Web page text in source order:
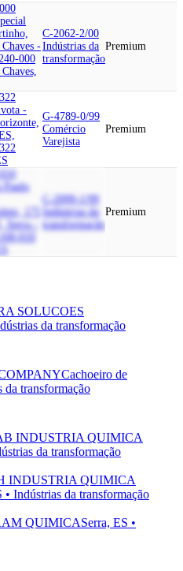
-
000
C-2062-2/00
Indústrias da
transformação
Premium
-
G-4789-0/99
Comércio
Varejista
Premium
Paulo
175
Serra -
010
C-2099-1/99
Indústrias da
transformação
Premium
SOLUCOES
da transformação
Cachoeiro de
da transformação
INDUSTRIA QUIMICA
da transformação
INDUSTRIA QUIMICA
Indústrias da transformação
QUIMICASerra, ES •